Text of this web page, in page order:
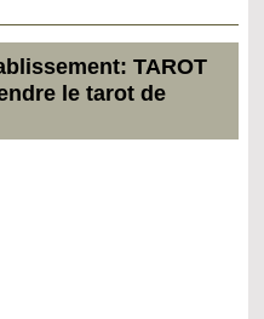
TAROT
le tarot de